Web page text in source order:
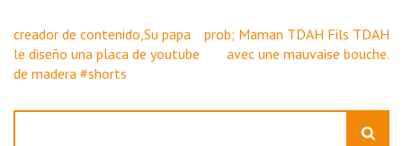
Navigation
de
l’article
creador de contenido,Su papa
le diseño una placa de youtube
de madera #shorts
prob; Maman TDAH Fils TDAH
avec une mauvaise bouche.